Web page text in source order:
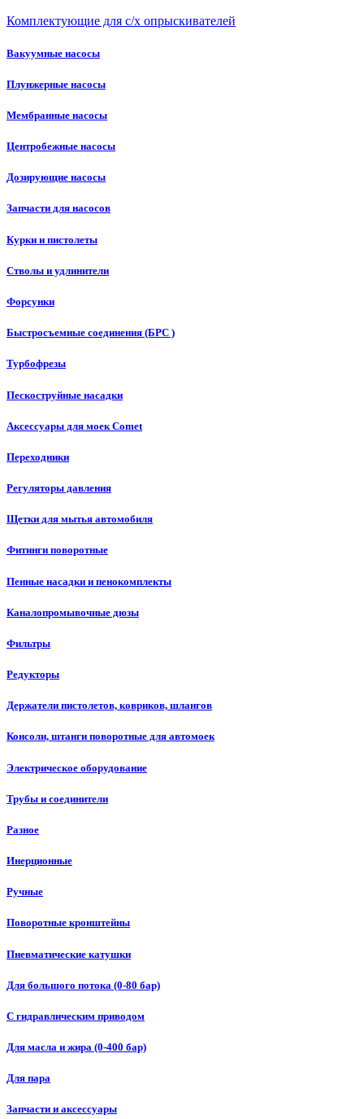
Комплектующие для с/х опрыскивателей
Вакуумные насосы
Плунжерные насосы
Мембранные насосы
Центробежные насосы
Дозирующие насосы
Запчасти для насосов
Курки и пистолеты
Стволы и удлинители
Форсунки
Быстросъемные соединения (БРС )
Турбофрезы
Пескоструйные насадки
Аксессуары для моек Comet
Переходники
Регуляторы давления
Щетки для мытья автомобиля
Фитинги поворотные
Пенные насадки и пенокомплекты
Каналопромывочные дюзы
Фильтры
Редукторы
Держатели пистолетов, ковриков, шлангов
Консоли, штанги поворотные для автомоек
Электрическое оборудование
Трубы и соединители
Разное
Инерционные
Ручные
Поворотные кронштейны
Пневматические катушки
Для большого потока (0-80 бар)
С гидравлическим приводом
Для масла и жира (0-400 бар)
Для пара
Запчасти и аксессуары